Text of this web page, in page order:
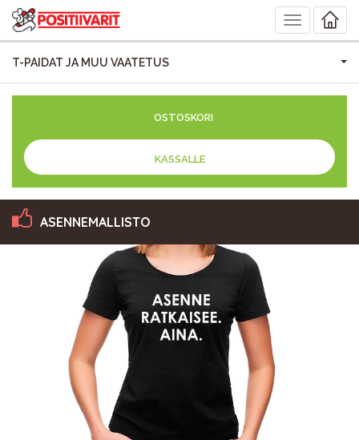
Toggle
navigation
T-PAIDAT JA MUU VAATETUS
OSTOSKORI
KASSALLE
ASENNEMALLISTO